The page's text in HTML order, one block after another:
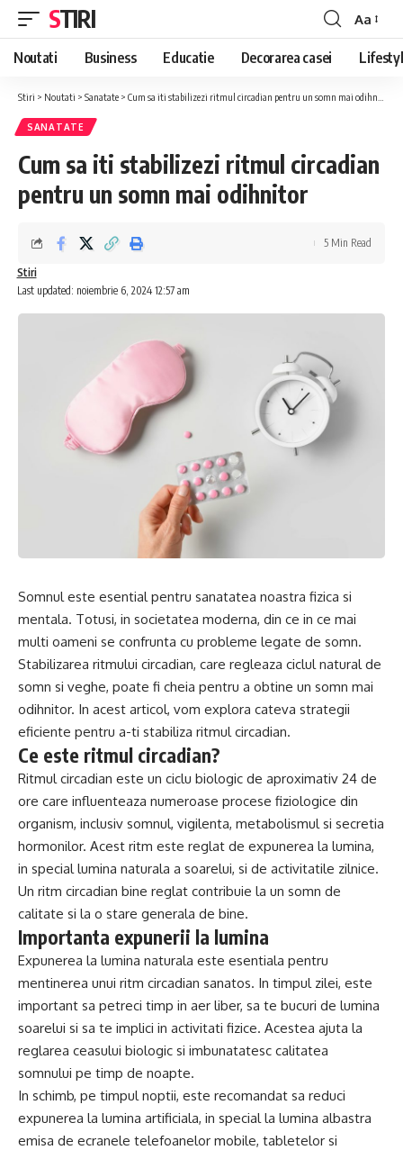
STIRI
Font
Resizer
Aa
Noutati Business Educatie Decorarea casei
Stiri > Noutati > Sanatate > Cum sa iti stabilizezi ritmul circadian pentru un somn mai odihnitor
SANATATE
Cum sa iti stabilizezi ritmul circadian
pentru un somn mai odihnitor
Last updated: noiembrie 6, 2024 12:57 am
Stiri
5 Min Read
Somnul este esential pentru sanatatea noastra fizica si
mentala. Totusi, in societatea moderna, din ce in ce mai
multi oameni se confrunta cu probleme legate de somn.
Stabilizarea ritmului circadian, care regleaza ciclul natural de
somn si veghe, poate fi cheia pentru a obtine un somn mai
odihnitor. In acest articol, vom explora cateva strategii
eficiente pentru a-ti stabiliza ritmul circadian.
Ce este ritmul circadian?
Ritmul circadian este un ciclu biologic de aproximativ 24 de
ore care influenteaza numeroase procese fiziologice din
organism, inclusiv somnul, vigilenta, metabolismul si secretia
hormonilor. Acest ritm este reglat de expunerea la lumina,
in special lumina naturala a soarelui, si de activitatile zilnice.
Un ritm circadian bine reglat contribuie la un somn de
calitate si la o stare generala de bine.
Importanta expunerii la lumina
Expunerea la lumina naturala este esentiala pentru
mentinerea unui ritm circadian sanatos. In timpul zilei, este
important sa petreci timp in aer liber, sa te bucuri de lumina
soarelui si sa te implici in activitati fizice. Acestea ajuta la
reglarea ceasului biologic si imbunatatesc calitatea
somnului pe timp de noapte.
In schimb, pe timpul noptii, este recomandat sa reduci
expunerea la lumina artificiala, in special la lumina albastra
emisa de ecranele telefoanelor mobile, tabletelor si